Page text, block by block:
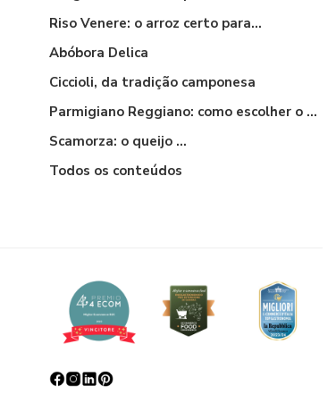
Riso Venere: o arroz certo para...
Abóbora Delica
Ciccioli, da tradição camponesa
Parmigiano Reggiano: como escolher o certo
Scamorza: o queijo ...
Todos os conteúdos